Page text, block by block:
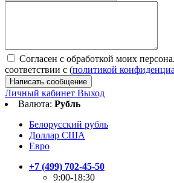
Согласен с обработкой моих
соответствии с (политикой
Написать сообщение
Личный кабинет Выход
Валюта: Рубль
Белорусский рубль
Доллар США
Евро
+7 (499) 702-45-50
9:00-18:30